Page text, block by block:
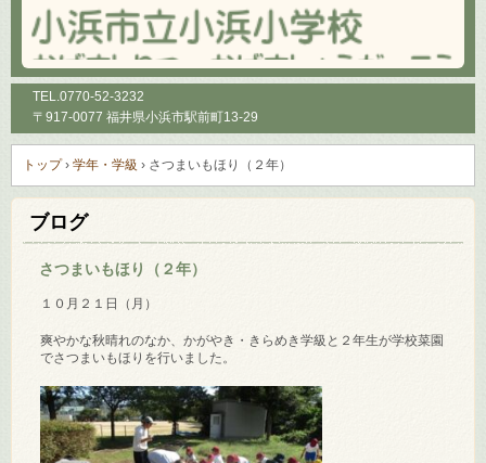
TEL.0770-52-3232
〒917-0077 福井県小浜市駅前町13-29
トップ› 学年・学級 › さつまいもほり（２年）
ブログ
さつまいもほり（２年）
１０月２１日（月）
爽やかな秋晴れのなか、かがやき・きらめき学級と２年生が学校菜園
でさつまいもほりを行いました。